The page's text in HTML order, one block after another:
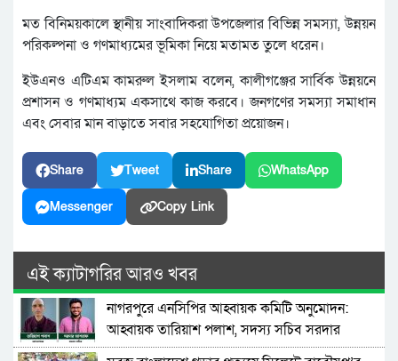
মত বিনিময়কালে স্থানীয় সাংবাদিকরা উপজেলার বিভিন্ন সমস্যা, উন্নয়ন
পরিকল্পনা ও গণমাধ্যমের ভূমিকা নিয়ে মতামত তুলে ধরেন।
ইউএনও এটিএম কামরুল ইসলাম বলেন, কালীগঞ্জের সার্বিক উন্নয়নে
প্রশাসন ও গণমাধ্যম একসাথে কাজ করবে। জনগণের সমস্যা সমাধান
এবং সেবার মান বাড়াতে সবার সহযোগিতা প্রয়োজন।
Share Tweet Share WhatsApp
Messenger Copy Link
এই ক্যাটাগরির আরও খবর
নাগরপুরে এনসিপির আহ্বায়ক কমিটি অনুমোদন:
আহ্বায়ক তারিয়াশ পলাশ, সদস্য সচিব সরদার
আশরাফ